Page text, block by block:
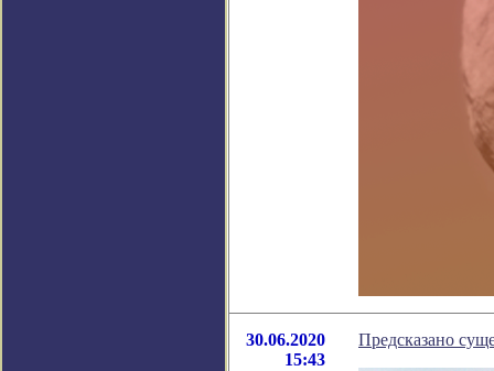
30.06.2020
15:43
Предсказано